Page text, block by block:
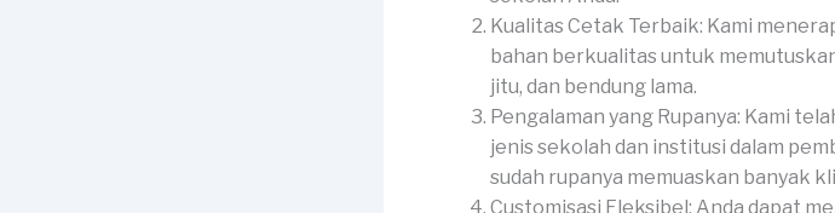
Kualitas Cetak Terbaik: Kami
bahan berkualitas untuk
jitu, dan bendung lama.
Pengalaman yang Rupanya: Kami
jenis sekolah dan institusi dalam
sudah rupanya memuaskan banyak
Customisasi Fleksibel: Anda dapat